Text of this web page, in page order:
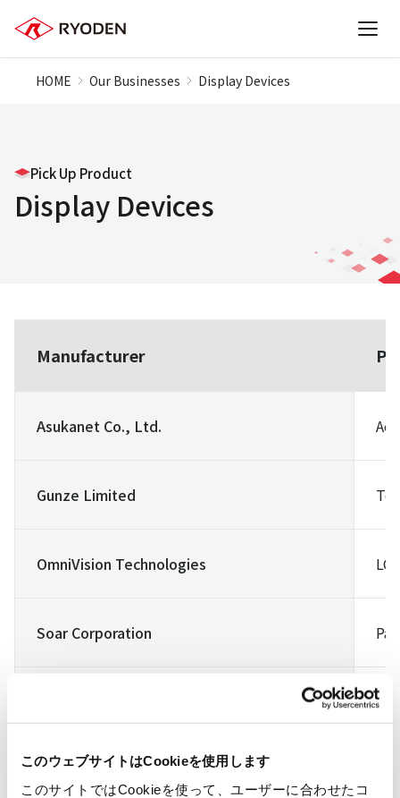
このウェブサイトはCookieを使用します
このサイトではCookieを使って、ユーザーに合わせたコ
HOME Our Businesses Display Devices
Pick Up Product
Display Devices
Manufacturer
Asukanet Co., Ltd.
Gunze Limited
OmniVision Technologies
Soar Corporation